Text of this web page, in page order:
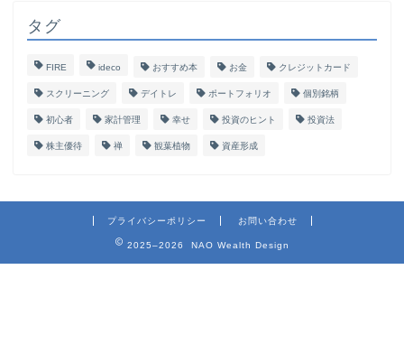
タグ
FIRE ideco おすすめ本 お金 クレジットカード
スクリーニング デイトレ ポートフォリオ 個別銘柄
初心者 家計管理 幸せ 投資のヒント 投資法
株主優待 禅 観葉植物 資産形成
プライバシーポリシー お問い合わせ
2025–2026 NAO Wealth Design